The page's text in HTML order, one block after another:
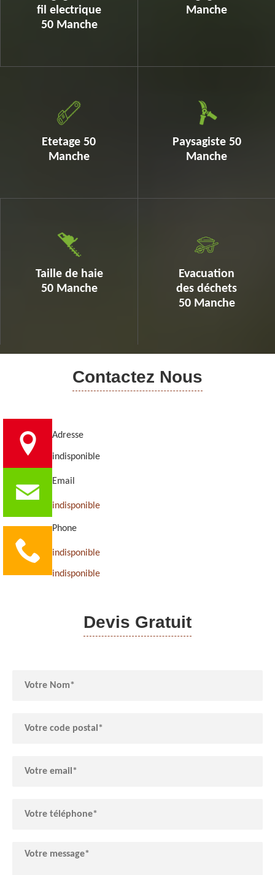
fil electrique
50 Manche
Manche
Etetage 50
Manche
Paysagiste 50
Manche
Taille de haie
50 Manche
Evacuation
des déchets
50 Manche
Contactez Nous
Adresse
indisponible
Email
indisponible
Phone
indisponible
indisponible
Devis Gratuit